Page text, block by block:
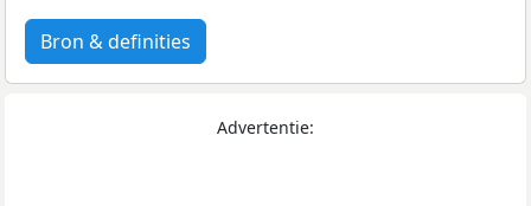
Bron & definities
Advertentie: